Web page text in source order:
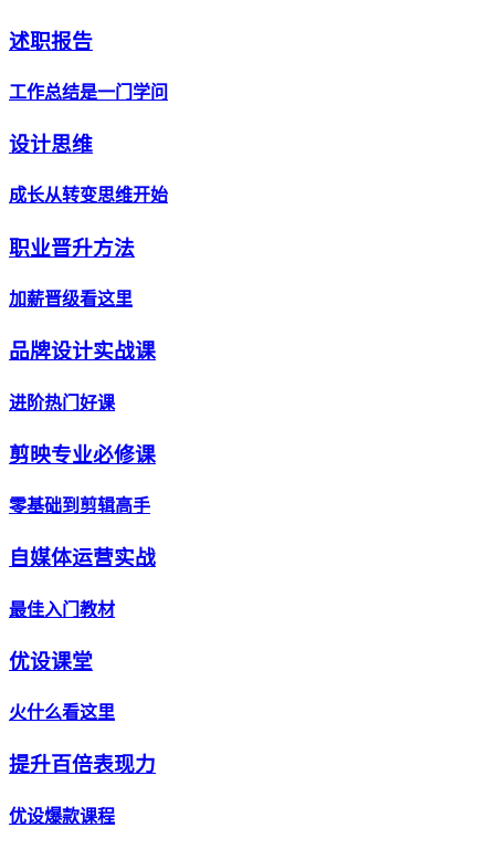
述职报告
工作总结是一门学问
设计思维
成长从转变思维开始
职业晋升方法
加薪晋级看这里
品牌设计实战课
进阶热门好课
剪映专业必修课
零基础到剪辑高手
自媒体运营实战
最佳入门教材
优设课堂
火什么看这里
提升百倍表现力
优设爆款课程